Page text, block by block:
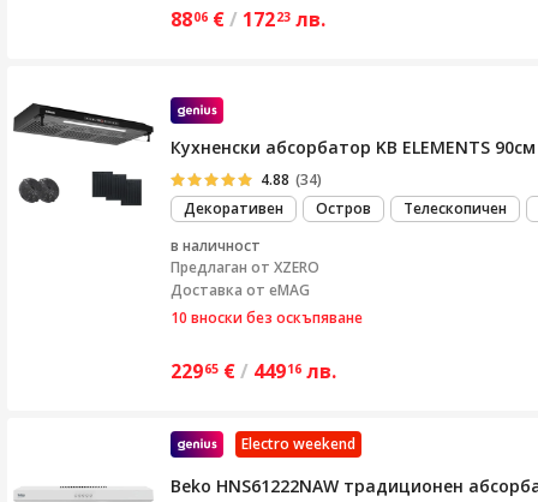
8806 €/ 17223 лв.
Кухненски абсорбатор KB ELEMENTS
4.88 (34)
Декоративен
Остров
Телескопичен
в наличност
Предлаган от XZERO
Доставка от eMAG
10 вноски без оскъпяване
22965 €/ 44916 лв.
Electro weekend
Beko HNS61222NAW традиционен